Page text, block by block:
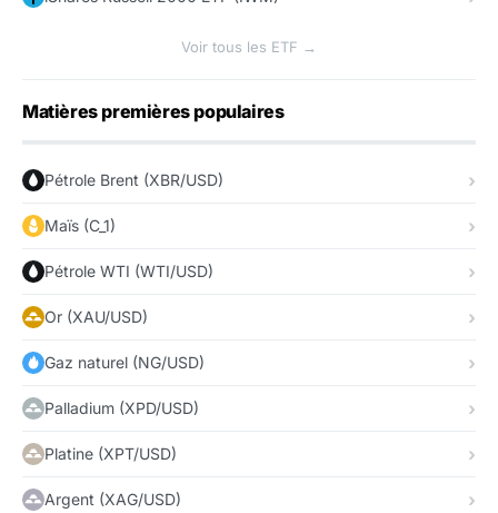
Voir tous les ETF →
Matières premières populaires
Pétrole Brent (XBR/USD)
Maïs (C_1)
Pétrole WTI (WTI/USD)
Or (XAU/USD)
Gaz naturel (NG/USD)
Palladium (XPD/USD)
Platine (XPT/USD)
Argent (XAG/USD)